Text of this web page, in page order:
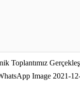
Toplantımız